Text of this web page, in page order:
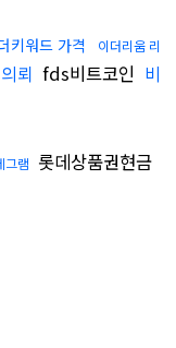
키워드 가격
이더리움 리
뢰 fds비트코인 비
그램 롯데상품권현금